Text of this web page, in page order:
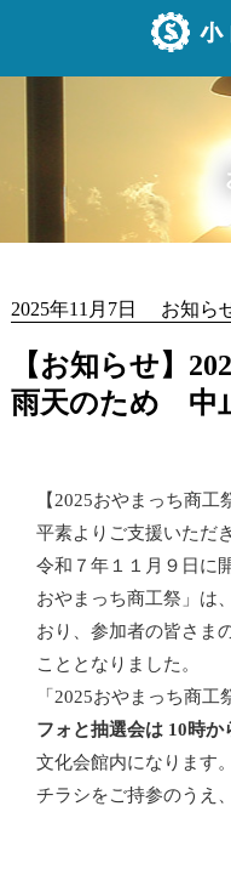
2025年11月7日 お知ら
【お知らせ】
雨天のため 中
【2025おやまっち商
平素よりご支援いただ
令和７年１１月９日に
おやまっち商工祭」は
おり、参加者の皆さま
こととなりました。
「2025おやまっち商
フォと抽選会は 10時か
文化会館内になります。
チラシをご持参のうえ